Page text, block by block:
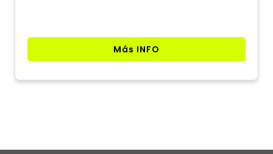
Más INFO